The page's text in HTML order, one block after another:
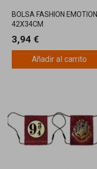
BOLSA FASHION EMOTION
42X34CM
3,94 €
Añadir al carrito